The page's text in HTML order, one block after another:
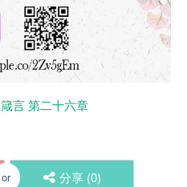
箴言 第二十六章
or 分享 (0)